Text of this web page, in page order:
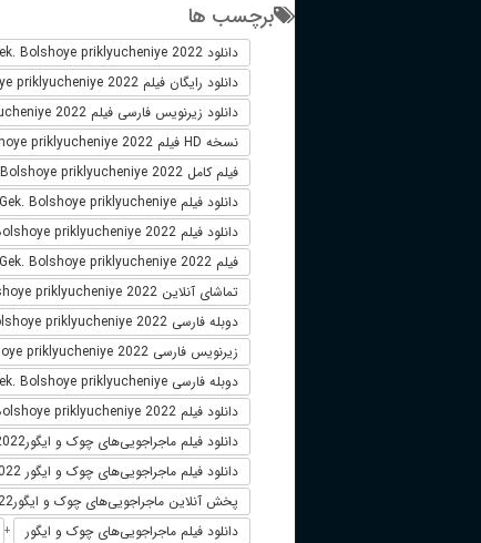
برچسب ها
دانلود Chuk i Gek. Bolshoye priklyucheniye 2022
دانلود رایگان فیلم Chuk i Gek. Bolshoye priklyucheniye 2022
دانلود زیرنویس فارسی فیلم Chuk i Gek. Bolshoye priklyucheniye 2022
نسخه HD فیلم Chuk i Gek. Bolshoye priklyucheniye 2022
فیلم کامل Chuk i Gek. Bolshoye priklyucheniye 2022
دانلود فیلم Chuk i Gek. Bolshoye priklyucheniye
دانلود فیلم Chuk i Gek. Bolshoye priklyucheniye 2022 لینک مستقیم
فیلم Chuk i Gek. Bolshoye priklyucheniye 2022
تماشای آنلاین Chuk i Gek. Bolshoye priklyucheniye 2022
دوبله فارسی Chuk i Gek. Bolshoye priklyucheniye 2022
زیرنویس فارسی Chuk i Gek. Bolshoye priklyucheniye 2022
دوبله فارسی Chuk i Gek. Bolshoye priklyucheniye
دانلود فیلم Chuk i Gek. Bolshoye priklyucheniye 2022 زیرنویس فارسی
دانلود فیلم ماجراجویی‌های چوک و ایگورChuk i Gek. Bolshoye priklyucheniye 2022
دانلود فیلم ماجراجویی‌های چوک و ایگور 2022
پخش آنلاین ماجراجویی‌های چوک و ایگورChuk i Gek. Bolshoye priklyucheniye 2022
دانلود فیلم ماجراجویی‌های چوک و ایگور +